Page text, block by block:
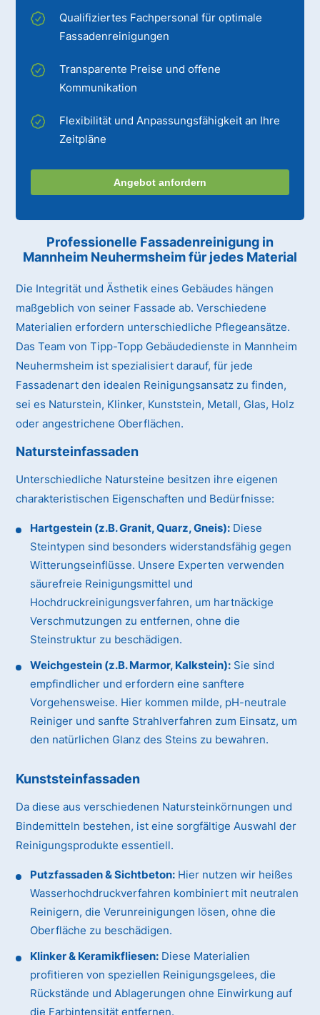
Qualifiziertes Fachpersonal für optimale
Fassadenreinigungen
Transparente Preise und offene
Kommunikation
Flexibilität und Anpassungsfähigkeit an Ihre
Zeitpläne
Angebot anfordern
Professionelle Fassadenreinigung in
Mannheim Neuhermsheim für jedes Material
Die Integrität und Ästhetik eines Gebäudes hängen
maßgeblich von seiner Fassade ab. Verschiedene
Materialien erfordern unterschiedliche Pflegeansätze.
Das Team von Tipp-Topp Gebäudedienste in Mannheim
Neuhermsheim ist spezialisiert darauf, für jede
Fassadenart den idealen Reinigungsansatz zu finden,
sei es Naturstein, Klinker, Kunststein, Metall, Glas, Holz
oder angestrichene Oberflächen.
Natursteinfassaden
Unterschiedliche Natursteine besitzen ihre eigenen
charakteristischen Eigenschaften und Bedürfnisse:
Hartgestein (z.B. Granit, Quarz, Gneis): Diese
Steintypen sind besonders widerstandsfähig gegen
Witterungseinflüsse. Unsere Experten verwenden
säurefreie Reinigungsmittel und
Hochdruckreinigungsverfahren, um hartnäckige
Verschmutzungen zu entfernen, ohne die
Steinstruktur zu beschädigen.
Weichgestein (z.B. Marmor, Kalkstein): Sie sind
empfindlicher und erfordern eine sanftere
Vorgehensweise. Hier kommen milde, pH-neutrale
Reiniger und sanfte Strahlverfahren zum Einsatz, um
den natürlichen Glanz des Steins zu bewahren.
Kunststeinfassaden
Da diese aus verschiedenen Natursteinkörnungen und
Bindemitteln bestehen, ist eine sorgfältige Auswahl der
Reinigungsprodukte essentiell.
Putzfassaden & Sichtbeton: Hier nutzen wir heißes
Wasserhochdruckverfahren kombiniert mit neutralen
Reinigern, die Verunreinigungen lösen, ohne die
Oberfläche zu beschädigen.
Klinker & Keramikfliesen: Diese Materialien
profitieren von speziellen Reinigungsgelees, die
Rückstände und Ablagerungen ohne Einwirkung auf
die Farbintensität entfernen.